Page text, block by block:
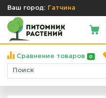
Ваш город: Гатчина
Сравнение товаров 0